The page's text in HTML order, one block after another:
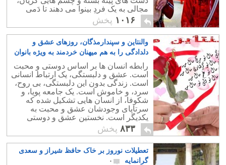
مجالی به یک فردِ بینوا می دهند تا دَمی
بیاساید و لحظه ای مسرور باشد؟
۱۰۱۶ پخش
والنتاین و سپندارمذگان، روزهای عشق و
دلدادگی را به هم میهنان خردمند به ویژه بانوان
گرانمایه شادباش می گوییم
۱۱
رابطه انسان ها بر اساس دوستی و محبت
است. عشق و دلبستگی، یک ارتباط انسانی
است. زندگی بدون این دلبستگی، بی روح،
سرد، و خاموش است. یک جامعه پویا، و
شکوفا، از انسان هایی تشکیل شده که
سرتاپای وجودشان عشق و محبت به
یکدیگر است. نخستین عشق و دوستی
میان یک دختر و پسر جوان به راستی چقدر
زیبا، و باشکوه است.
۸۳۳ پخش
تعطیلات نوروز بر خاک حافظ شیراز و سعدی
گرانمایه
۰